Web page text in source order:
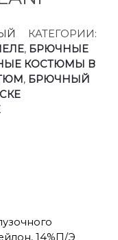
КАТЕГОРИИ:
, БРЮЧНЫЕ
КОСТЮМЫ В
, БРЮЧНЫЙ
14%П/Э